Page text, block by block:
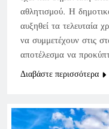
αθλητισμού. Η
αυξηθεί τα τελευταία
να συμμετέχουν στις
αποτέλεσμα να
Διαβάστε περισσότερα